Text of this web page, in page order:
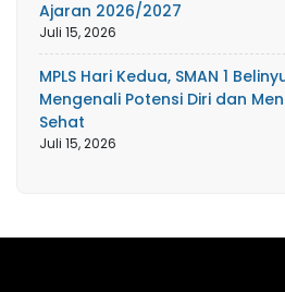
Ajaran 2026/2027
Juli 15, 2026
MPLS Hari Kedua, SMAN 1
Mengenali Potensi Diri dan
Sehat
Juli 15, 2026